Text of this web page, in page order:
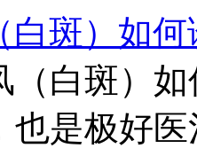
白斑）如何
（白斑）
也是极好